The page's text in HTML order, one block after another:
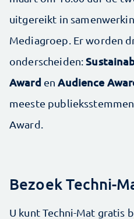
uitgereikt in
Mediagroep. Er worden
onderscheiden:
Award enAudience
meeste
Award.
Bezoek Techni-
U kunt Techni-Mat gratis